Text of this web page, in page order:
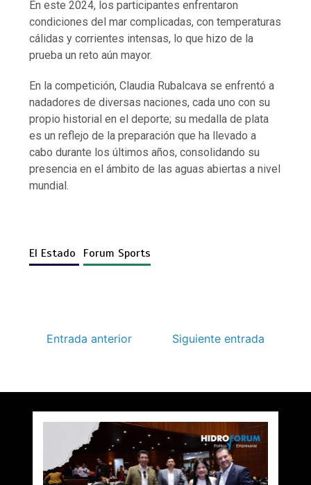
En este 2024, los participantes enfrentaron
condiciones del mar complicadas, con temperaturas
cálidas y corrientes intensas, lo que hizo de la
prueba un reto aún mayor.
En la competición, Claudia Rubalcava se enfrentó a
nadadores de diversas naciones, cada uno con su
propio historial en el deporte; su medalla de plata
es un reflejo de la preparación que ha llevado a
cabo durante los últimos años, consolidando su
presencia en el ámbito de las aguas abiertas a nivel
mundial.
El Estado Forum Sports
Entrada anterior Siguiente entrada